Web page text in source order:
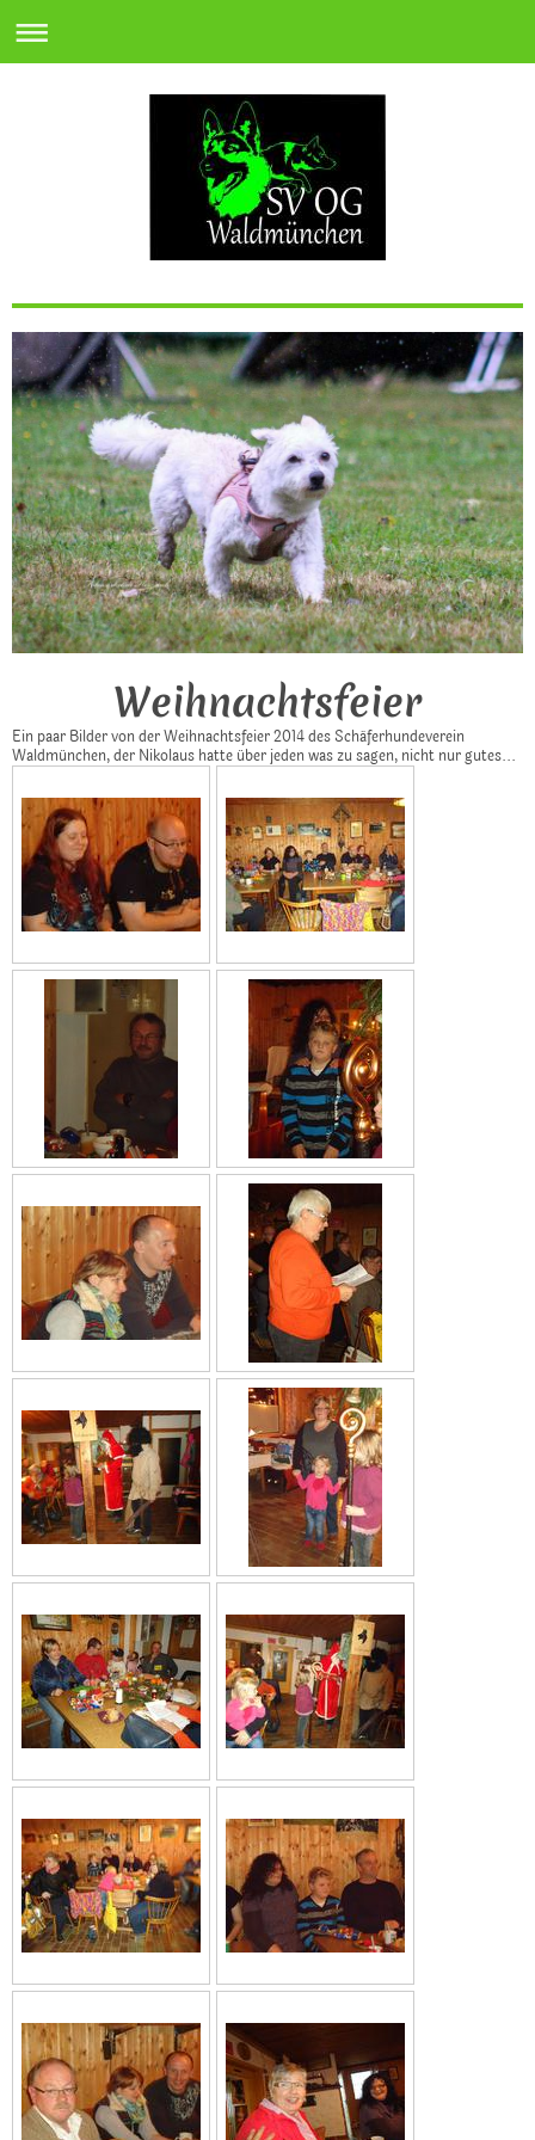
Weihnachtsfeier
Ein paar Bilder von der Weihnachtsfeier 2014 des Schäferhundeverein
Waldmünchen, der Nikolaus hatte über jeden was zu sagen, nicht nur gutes...